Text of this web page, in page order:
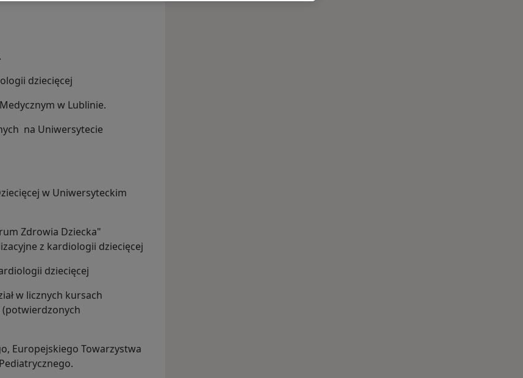
dziecięcej
w Lublinie.
na Uniwersytecie
w Uniwersyteckim
Zdrowia Dziecka"
z kardiologii dziecięcej
dziecięcej
w licznych kursach
Europejskiego Towarzystwa